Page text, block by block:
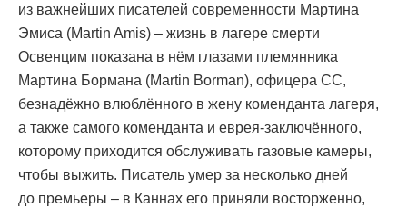
из важнейших писателей современности Мартина
Эмиса (Martin Amis) – жизнь в лагере смерти
Освенцим показана в нём глазами племянника
Мартина Бормана (Martin Borman), офицера СС,
безнадёжно влюблённого в жену коменданта лагеря,
а также самого коменданта и еврея-заключённого,
которому приходится обслуживать газовые камеры,
чтобы выжить. Писатель умер за несколько дней
до премьеры – в Каннах его приняли восторженно,